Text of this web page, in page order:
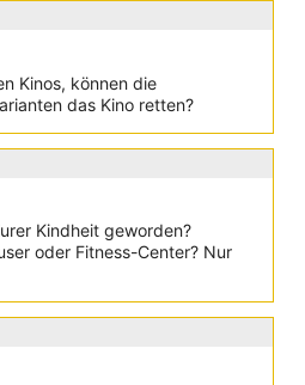
Kinos, können die
das Kino retten?
Kindheit geworden?
oder Fitness-Center? Nur